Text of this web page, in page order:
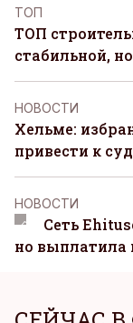
ТОП
ТОП
стабильной,
НОВОСТИ
Хельме:
привести к
НОВОСТИ
Сеть
но выплатила